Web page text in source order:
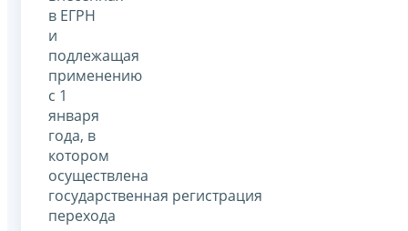
в ЕГРН
и
подлежащая
применению
с 1
января
года, в
котором
осуществлена
государственная регистрация
перехода